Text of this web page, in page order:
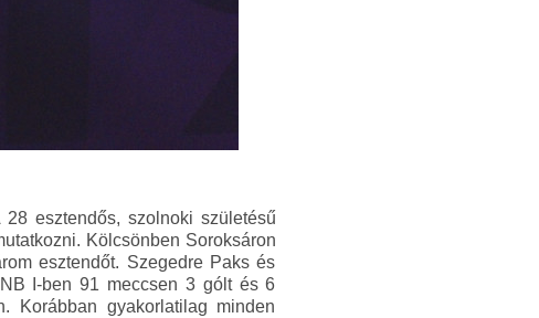
esztendős, szolnoki születésű
Kölcsönben Soroksáron
esztendőt. Szegedre Paks és
I-ben 91 meccsen 3 gólt és 6
gyakorlatilag minden